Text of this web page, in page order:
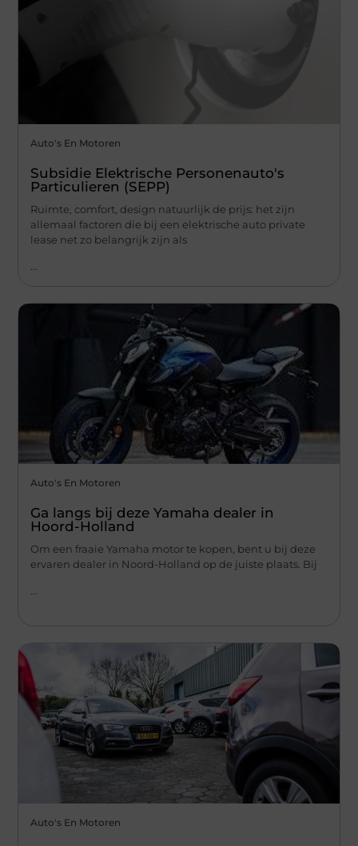
Auto's En Motoren
Subsidie Elektrische Personenauto's
Particulieren (SEPP)
Ruimte, comfort, design natuurlijk de prijs: het zijn
allemaal factoren die bij een elektrische auto private
lease net zo belangrijk zijn als
Auto's En Motoren
Ga langs bij deze Yamaha dealer in
Hoord-Holland
Om een fraaie Yamaha motor te kopen, bent u bij deze
ervaren dealer in Noord-Holland op de juiste plaats. Bij
...
Auto's En Motoren